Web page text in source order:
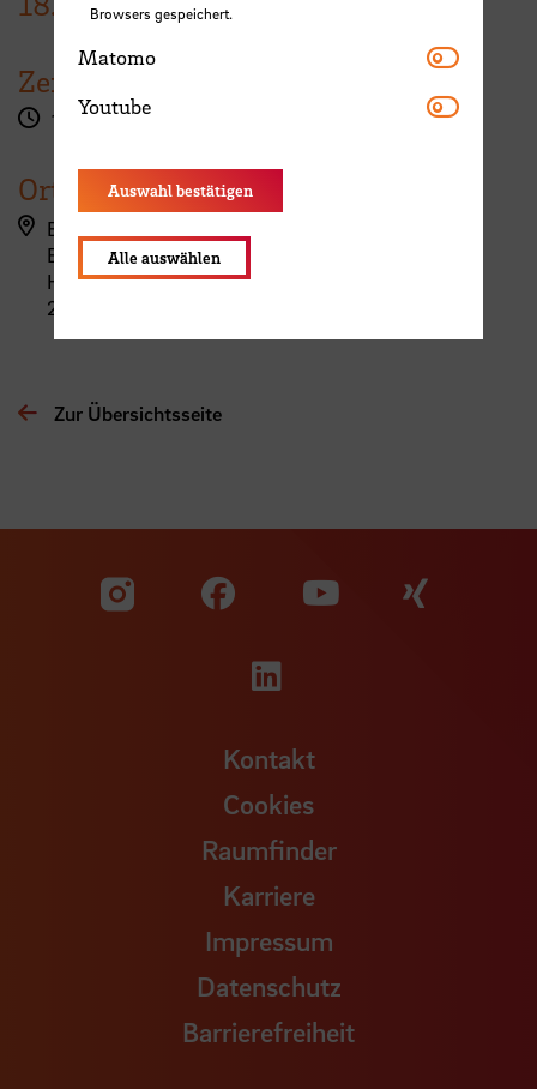
Zeit
18:00 Uhr
Ort
Bremen
Evangelische Friedenskirsche Bremen
Humboldtstraße 175/177
28203 Bremen
Zur Übersichtsseite
Zu unserer Facebook
Zu
Zu unserer
Kontakt
Cookies
Raumfinder
Karriere
Impressum
Datenschutz
Barrierefreiheit
Browsers gespeichert.
Matomo Matomo
Youtube Youtube
Auswahl bestätigen
Alle auswählen